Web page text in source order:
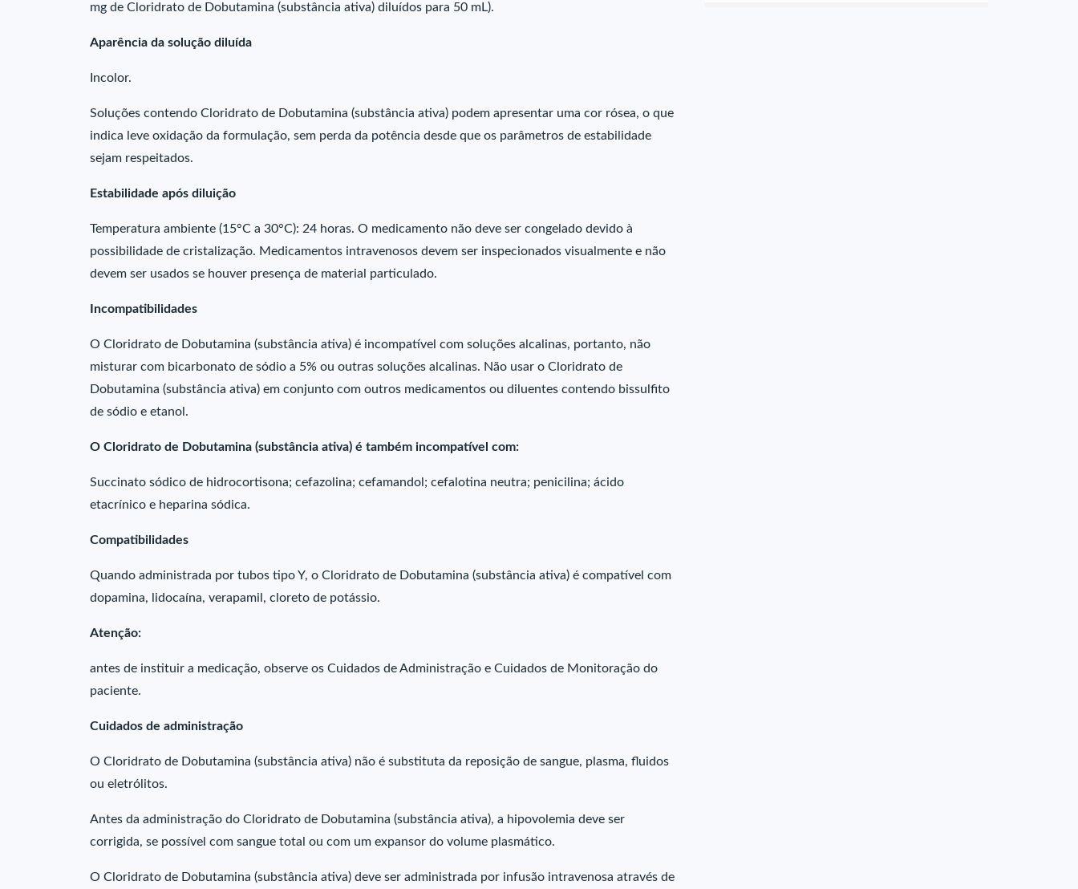
mg de Cloridrato de Dobutamina (substância ativa) diluídos para 50 mL).
Aparência da solução diluída
Incolor.
Soluções contendo Cloridrato de Dobutamina (substância ativa) podem apresentar uma cor rósea, o que
indica leve oxidação da formulação, sem perda da potência desde que os parâmetros de estabilidade
sejam respeitados.
Estabilidade após diluição
Temperatura ambiente (15°C a 30°C): 24 horas. O medicamento não deve ser congelado devido à
possibilidade de cristalização. Medicamentos intravenosos devem ser inspecionados visualmente e não
devem ser usados se houver presença de material particulado.
Incompatibilidades
O Cloridrato de Dobutamina (substância ativa) é incompatível com soluções alcalinas, portanto, não
misturar com bicarbonato de sódio a 5% ou outras soluções alcalinas. Não usar o Cloridrato de
Dobutamina (substância ativa) em conjunto com outros medicamentos ou diluentes contendo bissulfito
de sódio e etanol.
O Cloridrato de Dobutamina (substância ativa) é também incompatível com:
Succinato sódico de hidrocortisona; cefazolina; cefamandol; cefalotina neutra; penicilina; ácido
etacrínico e heparina sódica.
Compatibilidades
Quando administrada por tubos tipo Y, o Cloridrato de Dobutamina (substância ativa) é compatível com
dopamina, lidocaína, verapamil, cloreto de potássio.
Atenção:
antes de instituir a medicação, observe os Cuidados de Administração e Cuidados de Monitoração do
paciente.
Cuidados de administração
O Cloridrato de Dobutamina (substância ativa) não é substituta da reposição de sangue, plasma, fluidos
ou eletrólitos.
Antes da administração do Cloridrato de Dobutamina (substância ativa), a hipovolemia deve ser
corrigida, se possível com sangue total ou com um expansor do volume plasmático.
O Cloridrato de Dobutamina (substância ativa) deve ser administrada por infusão intravenosa através de